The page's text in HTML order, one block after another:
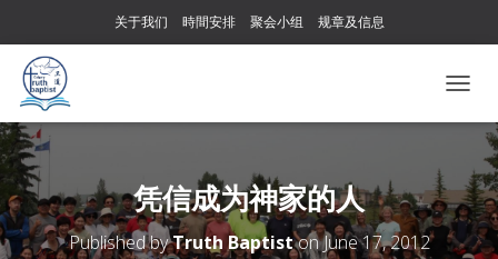
关于我们 時間安排 聚会小组 规章及信息
O
E
N
A
凭信成为神家的人
Published byTruth BaptistonJune 17, 2012